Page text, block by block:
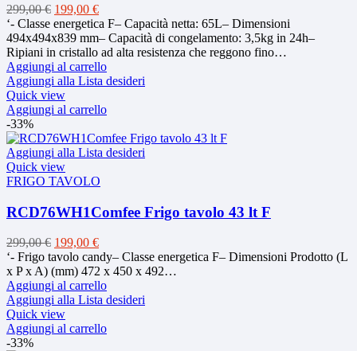
299,00€ Il
prezzo
originale
era:
299,00 €.
199,00 €Il
prezzo
attuale
è:
199,00 €.
‘- Classe energetica F– Capacità netta: 65L– Dimensioni
494x494x839 mm– Capacità di congelamento: 3,5kg in 24h–
Ripiani in cristallo ad alta resistenza che reggono fino…
Aggiungi al carrello
Aggiungi alla Lista desideri
Quick view
Aggiungi al carrello
-33%
Aggiungi alla Lista desideri
Quick view
FRIGO TAVOLO
RCD76WH1Comfee Frigo tavolo 43 lt F
299,00€ Il
prezzo
originale
era:
299,00 €.
199,00 €Il
prezzo
attuale
è:
199,00 €.
‘- Frigo tavolo candy– Classe energetica F– Dimensioni Prodotto (L
x P x A) (mm) 472 x 450 x 492…
Aggiungi al carrello
Aggiungi alla Lista desideri
Quick view
Aggiungi al carrello
-33%